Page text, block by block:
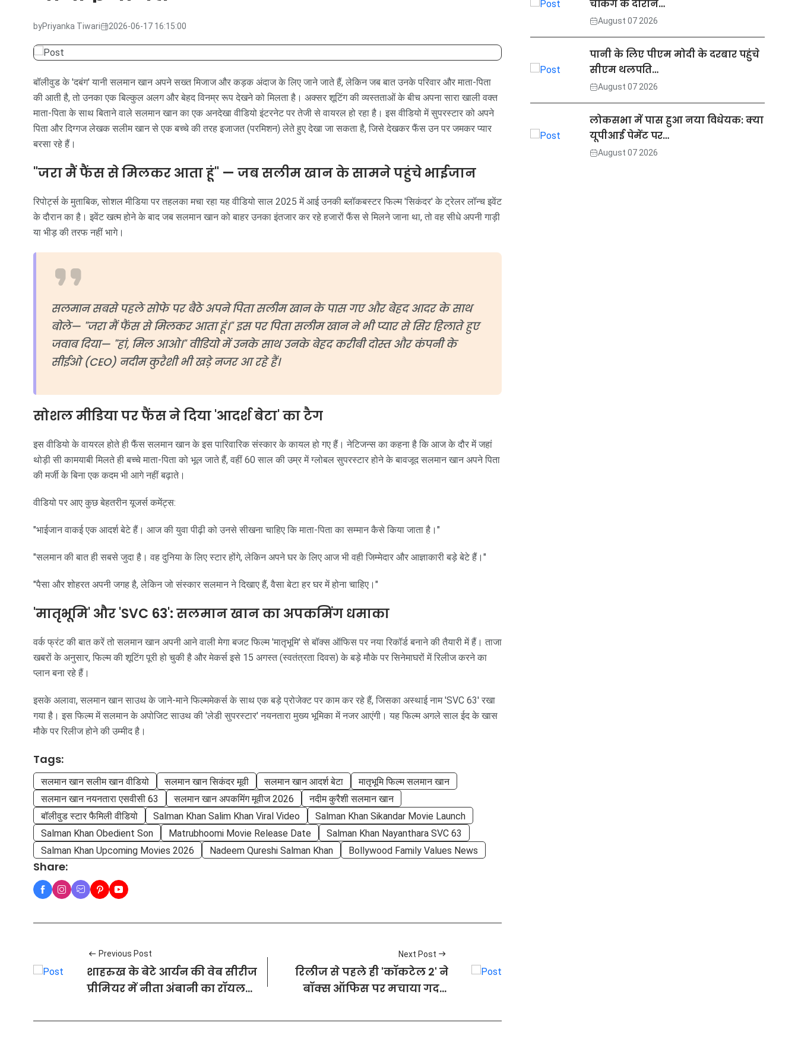
byPriyanka Tiwari 2026-06-17 16:15:00
बॉलीवुड के 'दबंग' यानी सलमान खान अपने सख्त मिजाज और कड़क अंदाज के लिए जाने जाते हैं, लेकिन जब बात उनके परिवार और माता-पिता
की आती है, तो उनका एक बिल्कुल अलग और बेहद विनम्र रूप देखने को मिलता है। अक्सर शूटिंग की व्यस्तताओं के बीच अपना सारा खाली वक्त
माता-पिता के साथ बिताने वाले सलमान खान का एक अनदेखा वीडियो इंटरनेट पर तेजी से वायरल हो रहा है। इस वीडियो में सुपरस्टार को अपने
पिता और दिग्गज लेखक सलीम खान से एक बच्चे की तरह इजाजत (परमिशन) लेते हुए देखा जा सकता है, जिसे देखकर फैंस उन पर जमकर प्यार
बरसा रहे हैं।
"जरा मैं फैंस से मिलकर आता हूं" — जब सलीम खान के सामने पहुंचे भाईजान
रिपोर्ट्स के मुताबिक, सोशल मीडिया पर तहलका मचा रहा यह वीडियो साल 2025 में आई उनकी ब्लॉकबस्टर फिल्म 'सिकंदर' के ट्रेलर लॉन्च इवेंट
के दौरान का है। इवेंट खत्म होने के बाद जब सलमान खान को बाहर उनका इंतजार कर रहे हजारों फैंस से मिलने जाना था, तो वह सीधे अपनी गाड़ी
या भीड़ की तरफ नहीं भागे।
सलमान सबसे पहले सोफे पर बैठे अपने पिता सलीम खान के पास गए और बेहद आदर के साथ
बोले— "जरा मैं फैंस से मिलकर आता हूं।" इस पर पिता सलीम खान ने भी प्यार से सिर हिलाते हुए
जवाब दिया— "हां, मिल आओ।" वीडियो में उनके साथ उनके बेहद करीबी दोस्त और कंपनी के
सीईओ (CEO) नदीम कुरैशी भी खड़े नजर आ रहे हैं।
सोशल मीडिया पर फैंस ने दिया 'आदर्श बेटा' का टैग
इस वीडियो के वायरल होते ही फैंस सलमान खान के इस पारिवारिक संस्कार के कायल हो गए हैं। नेटिजन्स का कहना है कि आज के दौर में जहां
थोड़ी सी कामयाबी मिलते ही बच्चे माता-पिता को भूल जाते हैं, वहीं 60 साल की उम्र में ग्लोबल सुपरस्टार होने के बावजूद सलमान खान अपने पिता
की मर्जी के बिना एक कदम भी आगे नहीं बढ़ाते।
वीडियो पर आए कुछ बेहतरीन यूजर्स कमेंट्स:
"भाईजान वाकई एक आदर्श बेटे हैं। आज की युवा पीढ़ी को उनसे सीखना चाहिए कि माता-पिता का सम्मान कैसे किया जाता है।"
"सलमान की बात ही सबसे जुदा है। वह दुनिया के लिए स्टार होंगे, लेकिन अपने घर के लिए आज भी वही जिम्मेदार और आज्ञाकारी बड़े बेटे हैं।"
"पैसा और शोहरत अपनी जगह है, लेकिन जो संस्कार सलमान ने दिखाए हैं, वैसा बेटा हर घर में होना चाहिए।"
'मातृभूमि' और 'SVC 63': सलमान खान का अपकमिंग धमाका
वर्क फ्रंट की बात करें तो सलमान खान अपनी आने वाली मेगा बजट फिल्म 'मातृभूमि' से बॉक्स ऑफिस पर नया रिकॉर्ड बनाने की तैयारी में हैं। ताजा
खबरों के अनुसार, फिल्म की शूटिंग पूरी हो चुकी है और मेकर्स इसे 15 अगस्त (स्वतंत्रता दिवस) के बड़े मौके पर सिनेमाघरों में रिलीज करने का
प्लान बना रहे हैं।
इसके अलावा, सलमान खान साउथ के जाने-माने फिल्ममेकर्स के साथ एक बड़े प्रोजेक्ट पर काम कर रहे हैं, जिसका अस्थाई नाम 'SVC 63' रखा
गया है। इस फिल्म में सलमान के अपोजिट साउथ की 'लेडी सुपरस्टार' नयनतारा मुख्य भूमिका में नजर आएंगी। यह फिल्म अगले साल ईद के खास
मौके पर रिलीज होने की उम्मीद है।
Tags:
सलमान खान सलीम खान वीडियो सलमान खान सिकंदर मूवी सलमान खान आदर्श बेटा
मातृभूमि फिल्म सलमान खान
सलमान खान नयनतारा एसवीसी 63
सलमान खान अपकमिंग मूवीज 2026
नदीम कुरैशी सलमान खान
बॉलीवुड स्टार फैमिली वीडियो
Salman Khan Salim Khan Viral Video
Salman Khan Sikandar Movie Launch
Salman Khan Obedient Son
Matrubhoomi Movie Release Date
Salman Khan Nayanthara SVC 63
Salman Khan Upcoming Movies 2026
Nadeem Qureshi Salman Khan Bollywood Family Values News
Share:
Previous Post
शाहरुख के बेटे आर्यन की वेब सीरीज
प्रीमियर में नीता अंबानी का रॉयल
Next Post
रिलीज से पहले ही 'कॉकटेल 2' ने
बॉक्स ऑफिस पर मचाया गदर,
टूट रहे रिकॉर्ड्स
चेकिंग के दौरान…
August 07 2026
पानी के लिए पीएम मोदी के दरबार पहुंचे
सीएम थलपति…
August 07 2026
लोकसभा में पास हुआ नया विधेयक: क्या
यूपीआई पेमेंट पर…
August 07 2026